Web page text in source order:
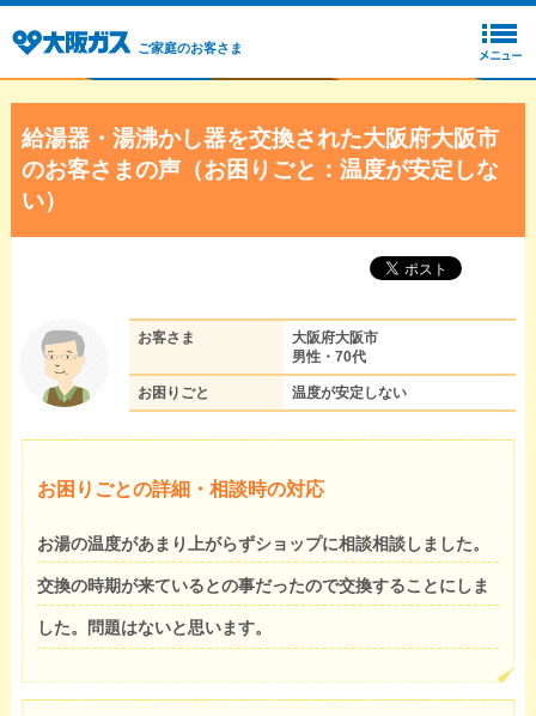
ご家庭のお客さま
給湯器・湯沸かし器を交換された大阪府大阪市
のお客さまの声（お困りごと：温度が安定しな
い）
お客さま
大阪府大阪市
男性・70代
お困りごと 温度が安定しない
お困りごとの詳細・相談時の対応
お湯の温度があまり上がらずショップに相談相談しました。
交換の時期が来ているとの事だったので交換することにしま
した。問題はないと思います。